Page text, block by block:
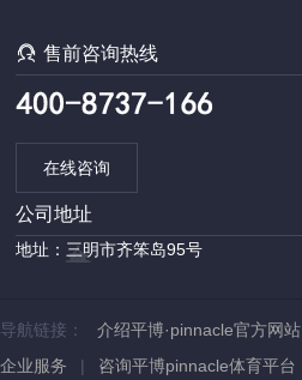
售前咨询热线
在线咨询
公司地址
地址：三明市齐笨岛95号
导航链接： 介绍平博·pinnacle官方网站
企业服务 | 咨询平博pinnacle体育平台